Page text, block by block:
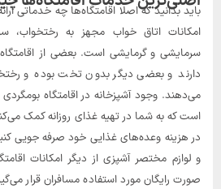
باید بدانید که اصلا اقامتگاه‌ها چه خدماتی
امکانات اتاق خواب مجهز به
سرمایشی و گرمایشی است. بعضی از
دارند و بعضی دیگر بدون تخت بوده و
می‌دهند. وجود آشپزخانه در اقامتگاه بومگردی
است که به شما در تهیه غذای روزانه کمک
در هزینه وعده‌های غذایی خود صرفه جویی
و لوازم مختصر آشپزی از دیگر امکانات
صورت رایگان مورد استفاده مسافران قرار